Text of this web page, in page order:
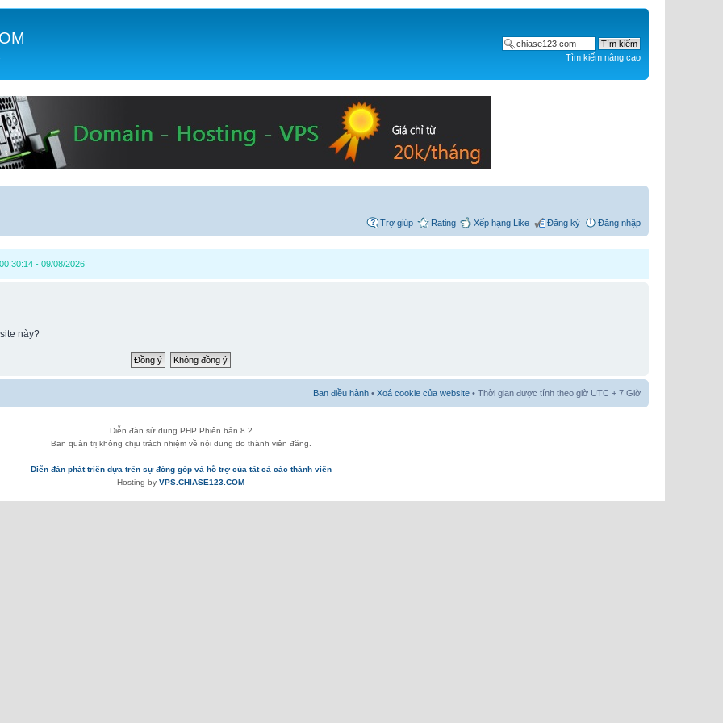
Tìm kiếm nâng cao
Trợ giúp Rating Xếp hạng Like Đăng ký Đăng nhập
- 09/08/2026
này?
Ban điều hành • Xoá cookie của website • Thời gian được tính theo giờ UTC + 7 Giờ
Diễn đàn sử dụng PHP Phiên bản 8.2
Ban quản trị không chịu trách nhiệm về nội dung do thành viên đăng.
Diễn đàn phát triển dựa trên sự đóng góp và hỗ trợ của tất cả các thành viên
Hosting by VPS.CHIASE123.COM